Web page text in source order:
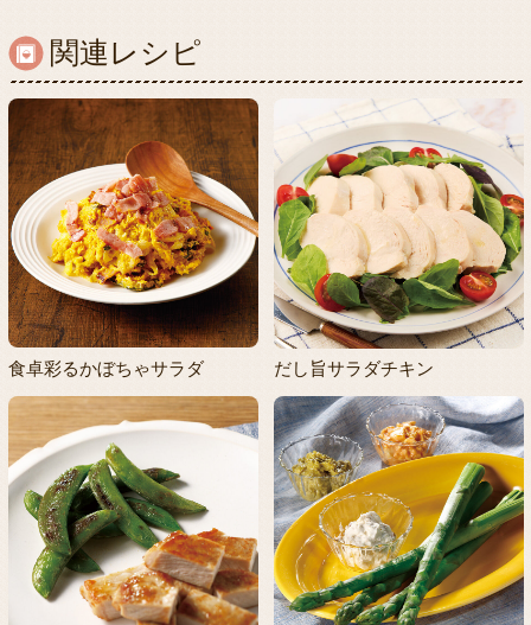
関連レシピ
食卓彩るかぼちゃサラダ だし旨サラダチキン